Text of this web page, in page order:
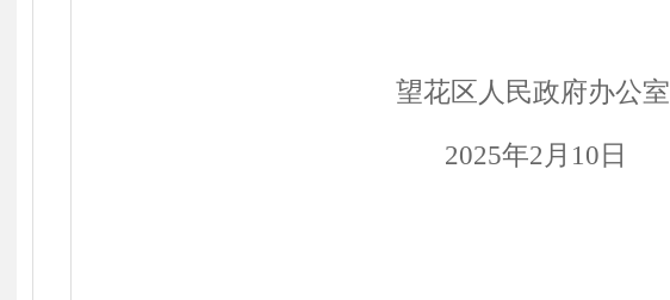
望花区人民政府办公室
2025年2 月 10 日